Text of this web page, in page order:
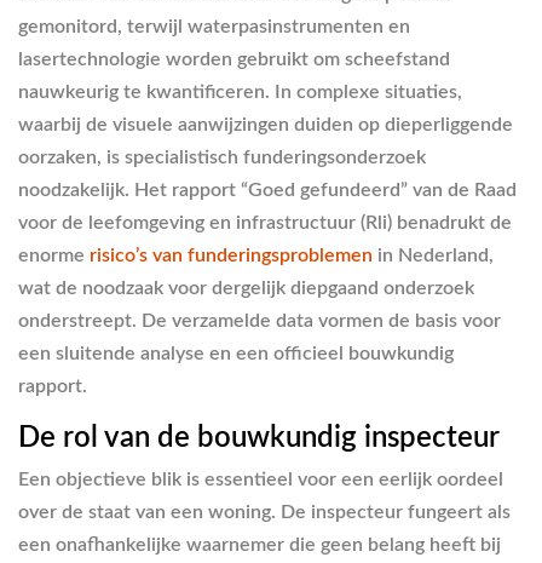
gemonitord, terwijl waterpasinstrumenten en
lasertechnologie worden gebruikt om scheefstand
nauwkeurig te kwantificeren. In complexe situaties,
waarbij de visuele aanwijzingen duiden op dieperliggende
oorzaken, is specialistisch funderingsonderzoek
noodzakelijk. Het rapport “Goed gefundeerd” van de Raad
voor de leefomgeving en infrastructuur (Rli) benadrukt de
enorme risico’s van funderingsproblemen in Nederland,
wat de noodzaak voor dergelijk diepgaand onderzoek
onderstreept. De verzamelde data vormen de basis voor
een sluitende analyse en een officieel bouwkundig
rapport.
De rol van de bouwkundig inspecteur
Een objectieve blik is essentieel voor een eerlijk oordeel
over de staat van een woning. De inspecteur fungeert als
een onafhankelijke waarnemer die geen belang heeft bij